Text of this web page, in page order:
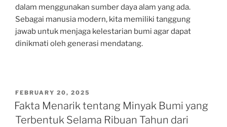
dalam menggunakan sumber daya alam yang ada.
Sebagai manusia modern, kita memiliki tanggung
jawab untuk menjaga kelestarian bumi agar dapat
dinikmati oleh generasi mendatang.
POSTED
ON
FEBRUARY 20, 2025
Fakta Menarik tentang Minyak Bumi yang
Terbentuk Selama Ribuan Tahun dari